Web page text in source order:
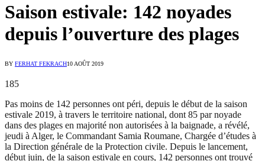
Saison estivale: 142 noyades
depuis l’ouverture des plages
BY FERHAT FEKRACH10 AOÛT 2019
185
Pas moins de 142 personnes ont péri, depuis le début de la saison
estivale 2019, à travers le territoire national, dont 85 par noyade
dans des plages en majorité non autorisées à la baignade, a révélé,
jeudi à Alger, le Commandant Samia Roumane, Chargée d’études à
la Direction générale de la Protection civile. Depuis le lancement,
début juin, de la saison estivale en cours, 142 personnes ont trouvé